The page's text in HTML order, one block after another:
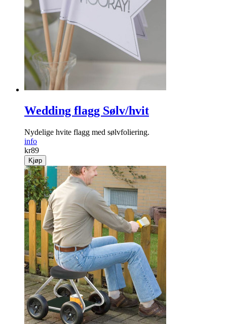
Praktisk avkjølingsstativ når bollene, rundstykkene eller
småkakene skal avkjøles.
info
kr 199
Kjøp
Wedding flagg Sølv/hvit
Nydelige hvite flagg med sølvfoliering.
info
kr89
Kjøp